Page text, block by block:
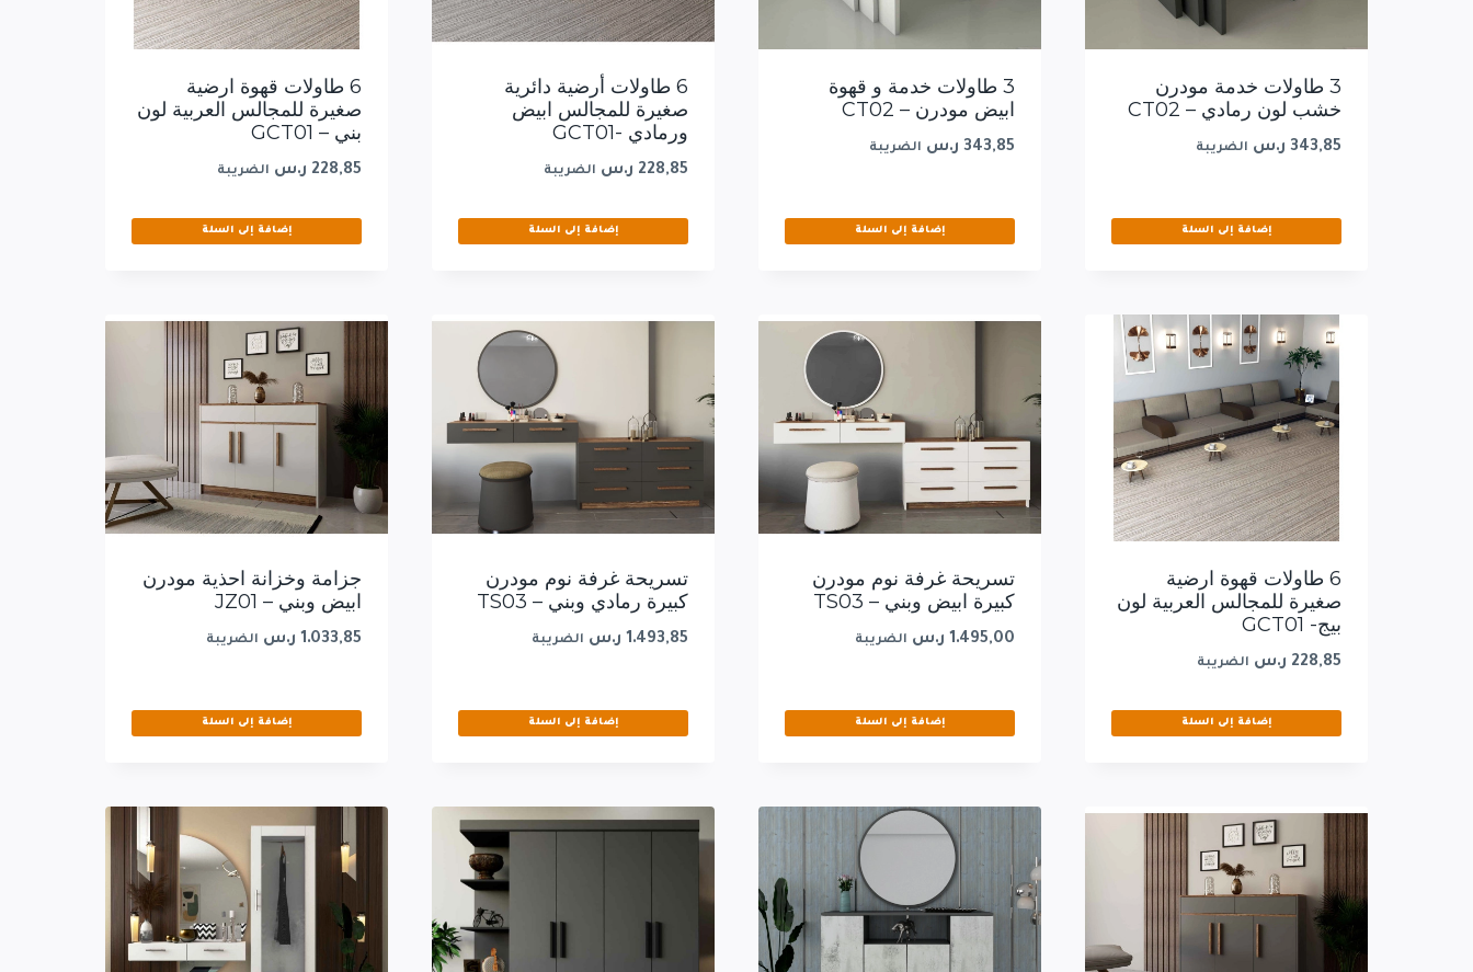
3 طاولات خدمة مودرن
خشب لون رمادي – CT02
343,85 ر.س الضريبة
إضافة إلى السلة
3 طاولات خدمة و قهوة
ابيض مودرن – CT02
343,85 ر.س الضريبة
إضافة إلى السلة
6 طاولات أرضية دائرية
صغيرة للمجالس ابيض
ورمادي -GCT01
228,85 ر.س الضريبة
إضافة إلى السلة
6 طاولات قهوة ارضية
صغيرة للمجالس العربية لون
بني – GCT01
228,85 ر.س الضريبة
إضافة إلى السلة
6 طاولات قهوة ارضية
صغيرة للمجالس العربية لون
بيج- GCT01
228,85 ر.س الضريبة
إضافة إلى السلة
تسريحة غرفة نوم مودرن
كبيرة ابيض وبني – TS03
1.495,00 ر.س الضريبة
إضافة إلى السلة
تسريحة غرفة نوم مودرن
كبيرة رمادي وبني – TS03
1.493,85 ر.س الضريبة
إضافة إلى السلة
جزامة وخزانة احذية مودرن
ابيض وبني – JZ01
1.033,85 ر.س الضريبة
إضافة إلى السلة